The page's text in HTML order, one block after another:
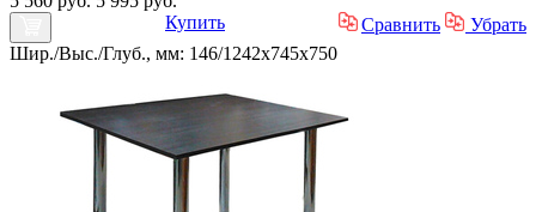
Купить
Сравнить
Убрать
Шир./Выс./Глуб., мм: 146/1242x745x750